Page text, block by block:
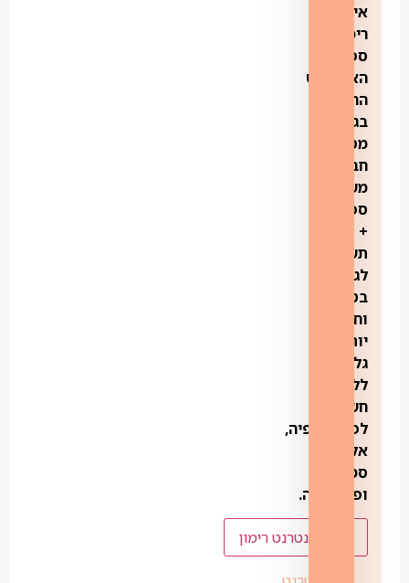
אינטרנט
רימון,
ספקית
האינטרנט
הרביעית
בגודלה,
מספקת
חבילות
משולבות
ספק
+
תשתית
לגלישה
בטוחה
וחכמה
יותר.
גלישה
ללא
חשיפה
לפורנוגרפיה,
אלימות,
סמים
ופדופיליה.
עוד באינטרנט רימון